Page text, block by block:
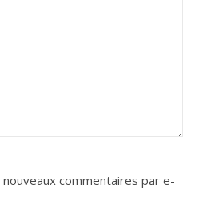
commentaires par e-